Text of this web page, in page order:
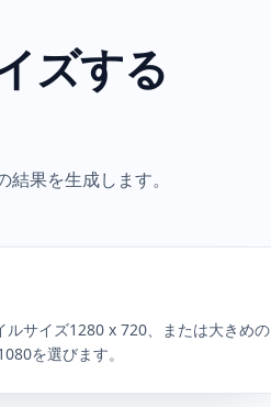
ズする
果を生成します。
ルサイズ1280 x 720、または大きめの
を選びます。